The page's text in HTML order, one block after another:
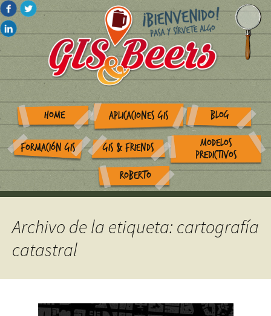
HOME APLICACIONES GIS BLOG
FORMACIÓN GIS GIS & FRIENDS
MODELOS
PREDICTIVOS
ROBERTO
Archivo de la etiqueta: cartografía
catastral